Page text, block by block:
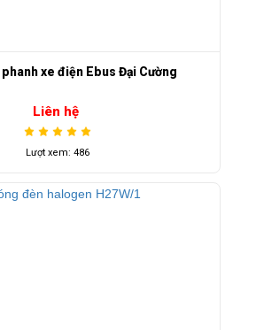
xe điện Ebus Đại Cường
Liên hệ
Lượt xem: 486